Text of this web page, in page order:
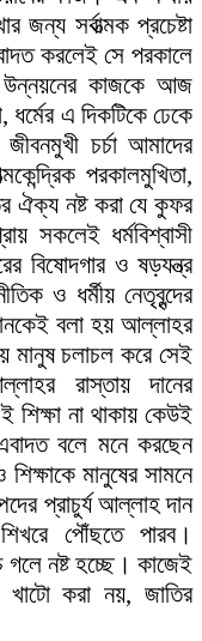
জন্য সর্বাত্মক প্রচেষ্টা
করলেই সে পরকালে
উন্নয়নের কাজকে আজ
ধর্মের এ দিকটিকে ঢেকে
চর্চা আমাদের
পরকালমুখিতা,
ঐক্য নষ্ট করা যে কুফর
সকলেই ধর্মবিশ্বাসী
বিষোদগার ও ষড়যন্ত্র
ও ধর্মীয় নেতৃবৃন্দের
বলা হয় আল্লাহর
মানুষ চলাচল করে সেই
রাস্তায় দানের
না থাকায় কেউই
বলে মনে করছেন
মানুষের সামনে
প্রাচুর্য আল্লাহ দান
পৌঁছতে পারব।
নষ্ট হচ্ছে। কাজেই
খাটো করা নয়, জাতির